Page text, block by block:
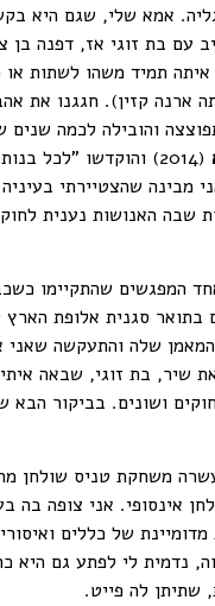
אמא שלי, שגם היא
עם בת זוגי אז, דפנה
תמיד משהו לשתות או
ארנה קזין). חגגנו את
והובילה לכמה
(2014) והוקדשו
מבינה שהצטיירתי
שבה האנושות נענית
המפגשים שהתקיימו
בתואר סגנית אלופת
שלה והתעקשה שאני
שיר, בת זוגי, שבאה
ושונים. בביקור
משחקת טניס שולחן
אינסופי. אני צופה בה
של כללים
נדמית לי לפתע גם
שתיתן לה פייט.